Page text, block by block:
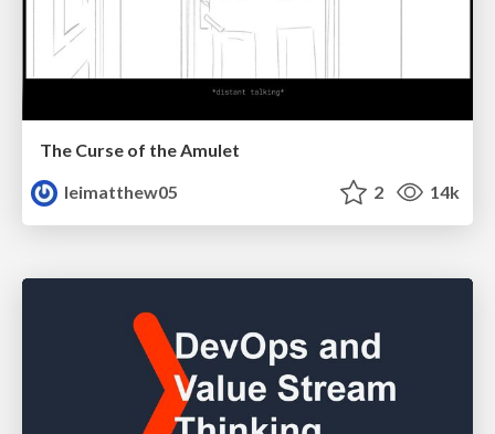
The Curse of the Amulet
leimatthew05
2 14k